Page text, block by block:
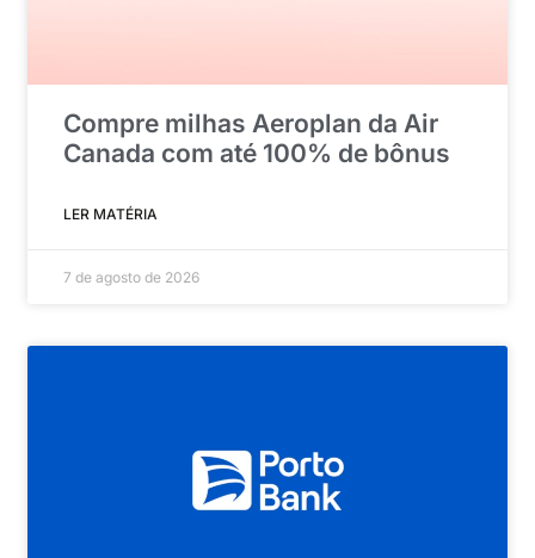
Compre milhas Aeroplan da Air
Canada com até 100% de bônus
LER MATÉRIA
7 de agosto de 2026